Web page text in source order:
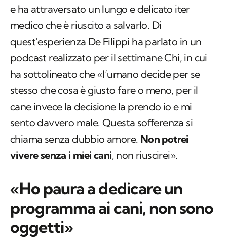
e ha attraversato un lungo e delicato iter
medico che è riuscito a salvarlo. Di
quest’esperienza De Filippi ha parlato in un
podcast realizzato per il settimane Chi, in cui
ha sottolineato che «l’umano decide per se
stesso che cosa è giusto fare o meno, per il
cane invece la decisione la prendo io e mi
sento davvero male. Questa sofferenza si
chiama senza dubbio amore. Non potrei
vivere senza i miei cani, non riuscirei».
«Ho paura a dedicare un
programma ai cani, non sono
oggetti»